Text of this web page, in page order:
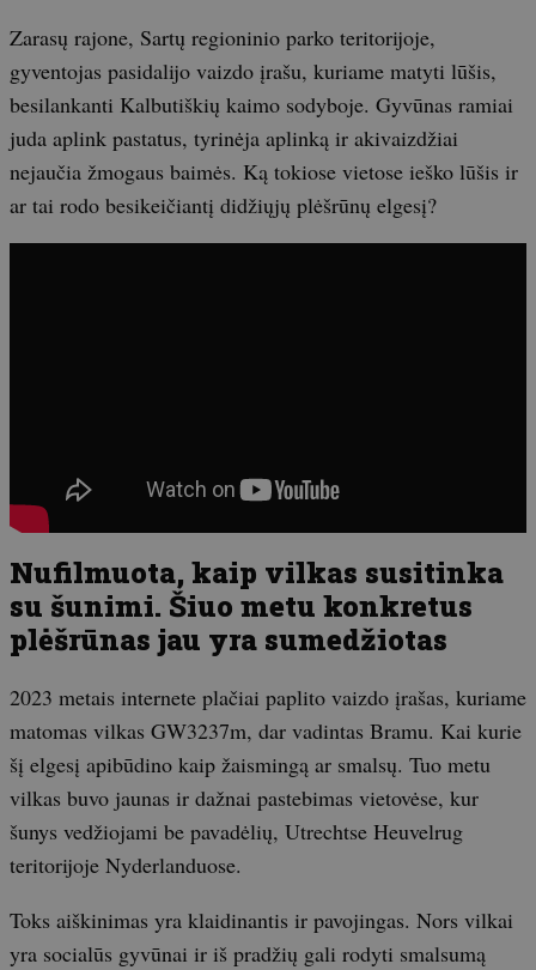
Zarasų rajone, Sartų regioninio parko teritorijoje,
gyventojas pasidalijo vaizdo įrašu, kuriame matyti lūšis,
besilankanti Kalbutiškių kaimo sodyboje. Gyvūnas ramiai
juda aplink pastatus, tyrinėja aplinką ir akivaizdžiai
nejaučia žmogaus baimės. Ką tokiose vietose ieško lūšis ir
ar tai rodo besikeičiantį didžiųjų plėšrūnų elgesį?
Nufilmuota, kaip vilkas susitinka
su šunimi. Šiuo metu konkretus
plėšrūnas jau yra sumedžiotas
2023 metais internete plačiai paplito vaizdo įrašas, kuriame
matomas vilkas GW3237m, dar vadintas Bramu. Kai kurie
šį elgesį apibūdino kaip žaismingą ar smalsų. Tuo metu
vilkas buvo jaunas ir dažnai pastebimas vietovėse, kur
šunys vedžiojami be pavadėlių, Utrechtse Heuvelrug
teritorijoje Nyderlanduose.
Toks aiškinimas yra klaidinantis ir pavojingas. Nors vilkai
yra socialūs gyvūnai ir iš pradžių gali rodyti smalsumą